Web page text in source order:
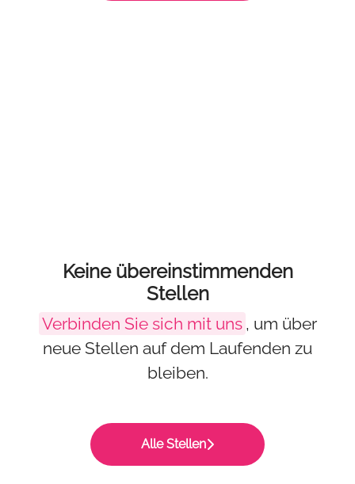
Keine übereinstimmenden
Stellen
Verbinden Sie sich mit uns , um über
neue Stellen auf dem Laufenden zu
bleiben.
Alle Stellen